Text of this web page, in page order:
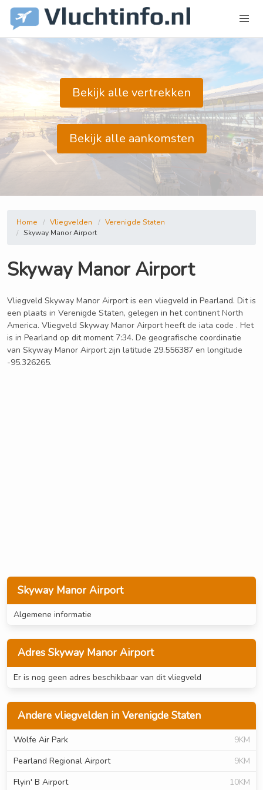
Bekijk alle vertrekken
Bekijk alle aankomsten
Skyway Manor Airport
Algemene informatie
Adres Skyway Manor Airport
Er is nog geen adres beschikbaar van dit vliegveld
Andere vliegvelden in Verenigde Staten
Wolfe Air Park
9KM
Pearland Regional Airport
9KM
Flyin' B Airport
10KM
Home Vliegvelden
Verenigde Staten
Skyway Manor Airport
Skyway Manor Airport
Vliegveld Skyway Manor Airport is een vliegveld in Pearland. Dit is
een plaats in Verenigde Staten, gelegen in het continent North
America. Vliegveld Skyway Manor Airport heeft de iata code . Het
is in Pearland op dit moment 7:34. De geografische coordinatie
van Skyway Manor Airport zijn latitude 29.556387 en longitude
-95.326265.